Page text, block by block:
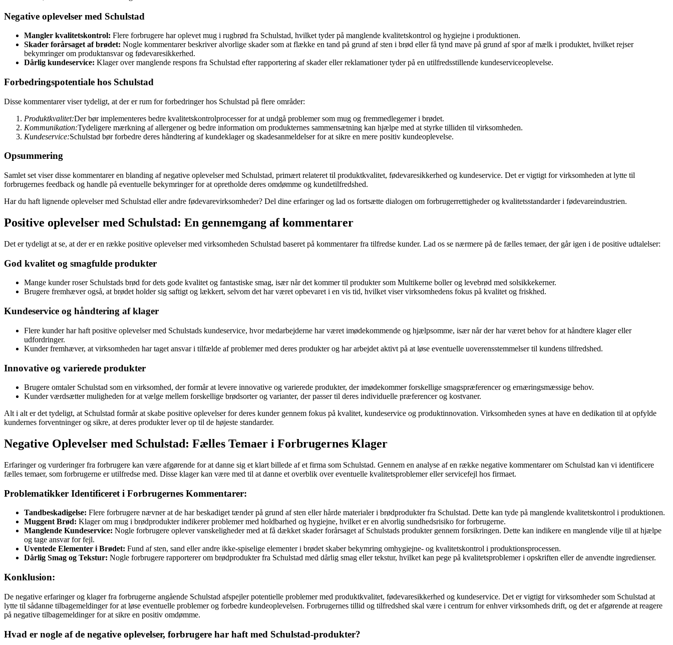
Negative oplevelser med Schulstad
Mangler kvalitetskontrol: Flere forbrugere har oplevet mug i rugbrød fra Schulstad, hvilket tyder på manglende kvalitetskontrol og hygiejne i produktionen.
Skader forårsaget af brødet: Nogle kommentarer beskriver alvorlige skader som at flække en tand på grund af sten i brød eller få tynd mave på grund af spor af mælk i produktet, hvilket rejser
bekymringer om produktansvar og fødevaresikkerhed.
Dårlig kundeservice: Klager over manglende respons fra Schulstad efter rapportering af skader eller reklamationer tyder på en utilfredsstillende kundeserviceoplevelse.
Forbedringspotentiale hos Schulstad
Disse kommentarer viser tydeligt, at der er rum for forbedringer hos Schulstad på flere områder:
Produktkvalitet:Der bør implementeres bedre kvalitetskontrolprocesser for at undgå problemer som mug og fremmedlegemer i brødet.
Kommunikation:Tydeligere mærkning af allergener og bedre information om produkternes sammensætning kan hjælpe med at styrke tilliden til virksomheden.
Kundeservice:Schulstad bør forbedre deres håndtering af kundeklager og skadesanmeldelser for at sikre en mere positiv kundeoplevelse.
Opsummering
Samlet set viser disse kommentarer en blanding af negative oplevelser med Schulstad, primært relateret til produktkvalitet, fødevaresikkerhed og kundeservice. Det er vigtigt for virksomheden at lytte til
forbrugernes feedback og handle på eventuelle bekymringer for at opretholde deres omdømme og kundetilfredshed.
Har du haft lignende oplevelser med Schulstad eller andre fødevarevirksomheder? Del dine erfaringer og lad os fortsætte dialogen om forbrugerrettigheder og kvalitetsstandarder i fødevareindustrien.
Positive oplevelser med Schulstad: En gennemgang af kommentarer
Det er tydeligt at se, at der er en række positive oplevelser med virksomheden Schulstad baseret på kommentarer fra tilfredse kunder. Lad os se nærmere på de fælles temaer, der går igen i de positive udtalelser:
God kvalitet og smagfulde produkter
Mange kunder roser Schulstads brød for dets gode kvalitet og fantastiske smag, især når det kommer til produkter som Multikerne boller og levebrød med solsikkekerner.
Brugere fremhæver også, at brødet holder sig saftigt og lækkert, selvom det har været opbevaret i en vis tid, hvilket viser virksomhedens fokus på kvalitet og friskhed.
Kundeservice og håndtering af klager
Flere kunder har haft positive oplevelser med Schulstads kundeservice, hvor medarbejderne har været imødekommende og hjælpsomme, især når der har været behov for at håndtere klager eller
udfordringer.
Kunder fremhæver, at virksomheden har taget ansvar i tilfælde af problemer med deres produkter og har arbejdet aktivt på at løse eventuelle uoverensstemmelser til kundens tilfredshed.
Innovative og varierede produkter
Brugere omtaler Schulstad som en virksomhed, der formår at levere innovative og varierede produkter, der imødekommer forskellige smagspræferencer og ernæringsmæssige behov.
Kunder værdsætter muligheden for at vælge mellem forskellige brødsorter og varianter, der passer til deres individuelle præferencer og kostvaner.
Alt i alt er det tydeligt, at Schulstad formår at skabe positive oplevelser for deres kunder gennem fokus på kvalitet, kundeservice og produktinnovation. Virksomheden synes at have en dedikation til at opfylde
kundernes forventninger og sikre, at deres produkter lever op til de højeste standarder.
Negative Oplevelser med Schulstad: Fælles Temaer i Forbrugernes Klager
Erfaringer og vurderinger fra forbrugere kan være afgørende for at danne sig et klart billede af et firma som Schulstad. Gennem en analyse af en række negative kommentarer om Schulstad kan vi identificere
fælles temaer, som forbrugerne er utilfredse med. Disse klager kan være med til at danne et overblik over eventuelle kvalitetsproblemer eller servicefejl hos firmaet.
Problematikker Identificeret i Forbrugernes Kommentarer:
Tandbeskadigelse: Flere forbrugere nævner at de har beskadiget tænder på grund af sten eller hårde materialer i brødprodukter fra Schulstad. Dette kan tyde på manglende kvalitetskontrol i produktionen.
Muggent Brød: Klager om mug i brødprodukter indikerer problemer med holdbarhed og hygiejne, hvilket er en alvorlig sundhedsrisiko for forbrugerne.
Manglende Kundeservice: Nogle forbrugere oplever vanskeligheder med at få dækket skader forårsaget af Schulstads produkter gennem forsikringen. Dette kan indikere en manglende vilje til at hjælpe
og tage ansvar for fejl.
Uventede Elementer i Brødet: Fund af sten, sand eller andre ikke-spiselige elementer i brødet skaber bekymring omhygiejne- og kvalitetskontrol i produktionsprocessen.
Dårlig Smag og Tekstur: Nogle forbrugere rapporterer om brødprodukter fra Schulstad med dårlig smag eller tekstur, hvilket kan pege på kvalitetsproblemer i opskriften eller de anvendte ingredienser.
Konklusion:
De negative erfaringer og klager fra forbrugerne angående Schulstad afspejler potentielle problemer med produktkvalitet, fødevaresikkerhed og kundeservice. Det er vigtigt for virksomheder som Schulstad at
lytte til sådanne tilbagemeldinger for at løse eventuelle problemer og forbedre kundeoplevelsen. Forbrugernes tillid og tilfredshed skal være i centrum for enhver virksomheds drift, og det er afgørende at reagere
på negative tilbagemeldinger for at sikre en positiv omdømme.
Hvad er nogle af de negative oplevelser, forbrugere har haft med Schulstad-produkter?